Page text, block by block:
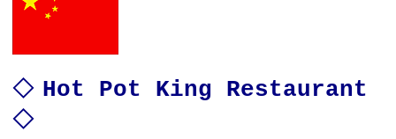
◇ Hot Pot King Restaurant
◇